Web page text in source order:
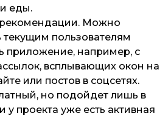
еды.
. Можно
пользователям
приложение, например, с
всплывающих окон на
или постов в соцсетях.
но подойдет лишь в
у проекта уже есть активная